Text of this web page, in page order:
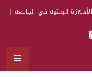
الأجهزة البحثية في الجامعة